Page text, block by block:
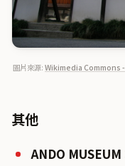
圖片來源: Wikimedia Commons
其他
ANDO MUSEUM